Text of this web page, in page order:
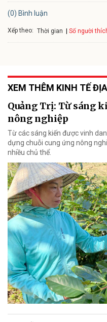
(0) Bình luận
Xếp theo: Thời gian Số người
XEM THÊM KINH TẾ
Quảng Trị: Từ sáng
nông nghiệp
Từ các sáng kiến được vinh
dựng chuỗi cung ứng nông
nhiều chủ thể.